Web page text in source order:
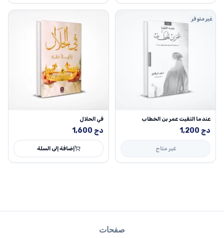
غير متوفر
عندما التقيت عمر بن الخطاب
1,200 دج
غير متاح
في الحلال
1,600 دج
إضافة إلى السلة
صفحات